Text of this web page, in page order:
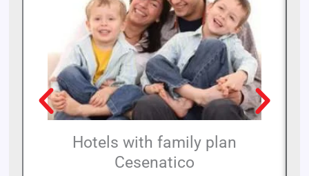
Hotels with family plan
Cesenatico